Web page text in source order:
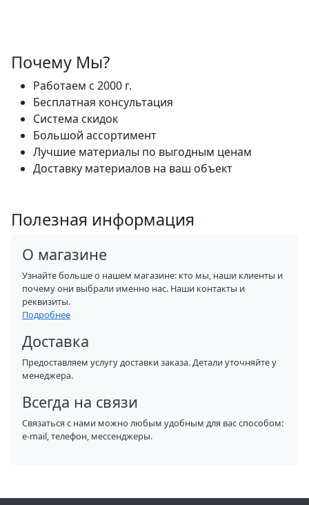
Почему Мы?
Работаем с 2000 г.
Бесплатная консультация
Система скидок
Большой ассортимент
Лучшие материалы по выгодным ценам
Доставку материалов на ваш объект
Полезная информация
О магазине
Узнайте больше о нашем магазине: кто мы, наши клиенты и
почему они выбрали именно нас. Наши контакты и
реквизиты.
Подробнее
Доставка
Предоставляем услугу доставки заказа. Детали уточняйте у
менеджера.
Всегда на связи
Связаться с нами можно любым удобным для вас способом:
e-mail, телефон, мессенджеры.